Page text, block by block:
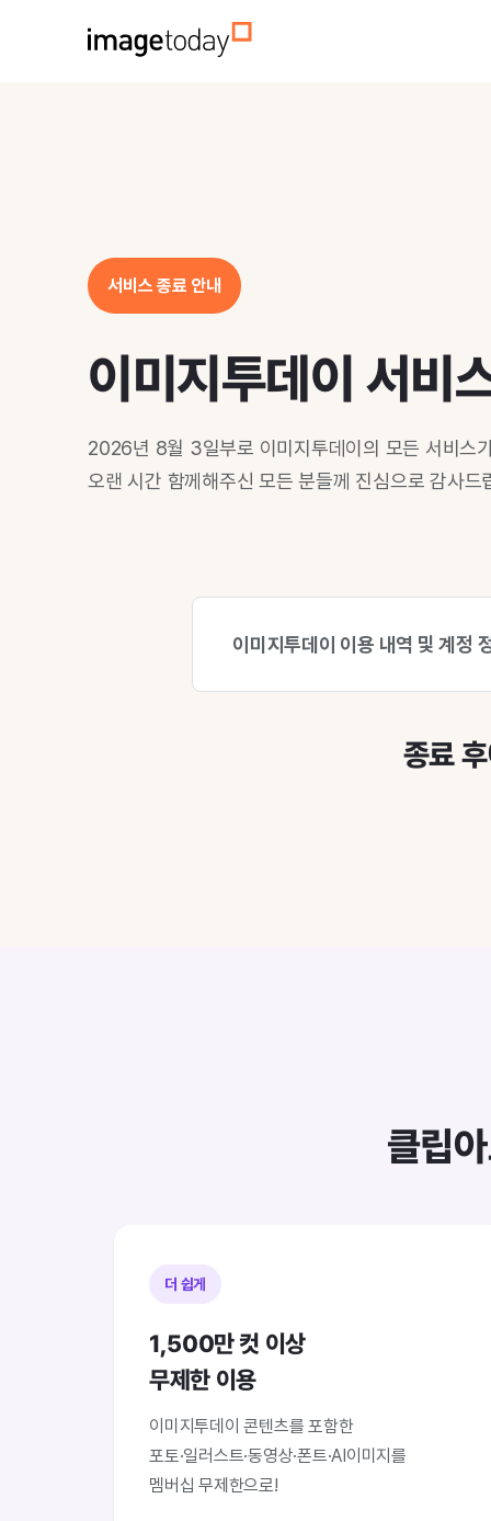
서비스 종료 안내
이미지투데이 서비
2026년 8월 3일부로 이미지투데이의 모든 서비스
오랜 시간 함께해주신 모든 분들께 진심으로 감사드
이미지투데이 이용 내역 및 계정
종료
클립
더 쉽게
1,500만 컷 이상
무제한 이용
이미지투데이 콘텐츠를 포함한
포토·일러스트·동영상·폰트·AI이미지를
멤버십 무제한으로!